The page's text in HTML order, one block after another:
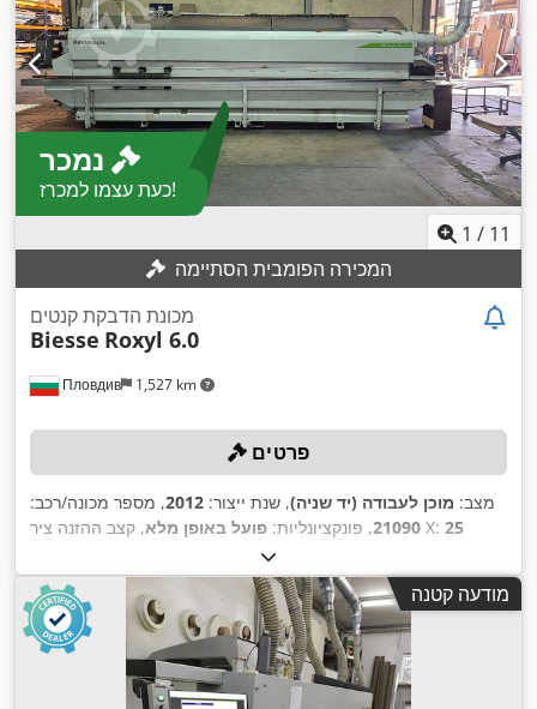
כעת עצמו למכרז!
1 / 11
המכירה הפומבית הסתיימה
Пловдив 1,527 km
מכונת הדבקת קנטים
Biesse Roxyl 6.0
פרטים
מצב: מוכן לעבודה (יד שניה), שנת ייצור: 2012, מספר מכונה/רכב:
21090, פונקציונליות: פועל באופן מלא , קצב ההזנה ציר X: 25
, משקל כולל:
מודעה קטנה